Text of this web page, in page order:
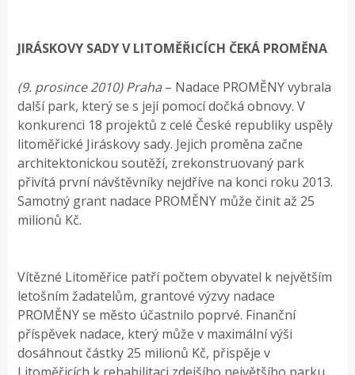
JIRÁSKOVY SADY V LITOMĚŘICÍCH ČEKÁ PROMĚNA
(9. prosince 2010) Praha – Nadace PROMĚNY vybrala
další park, který se s její pomocí dočká obnovy. V
konkurenci 18 projektů z celé České republiky uspěly
litoměřické Jiráskovy sady. Jejich proměna začne
architektonickou soutěží, zrekonstruovaný park
přivítá první návštěvníky nejdříve na konci roku 2013.
Samotný grant nadace PROMĚNY může činit až 25
milionů Kč.
Vítězné Litoměřice patří počtem obyvatel k největším
letošním žadatelům, grantové výzvy nadace
PROMĚNY se město účastnilo poprvé. Finanční
příspěvek nadace, který může v maximální výši
dosáhnout částky 25 milionů Kč, přispěje v